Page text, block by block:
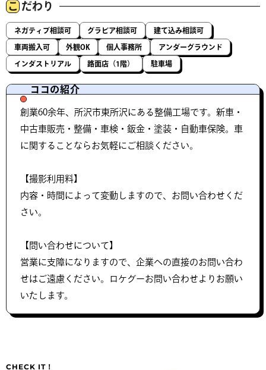
こ だわり
ネガティブ相談可 グラビア相談可 建て込み相談可
車両搬入可 外観OK 個人事務所 アンダーグラウンド
インダストリアル 路面店（1階） 駐車場
ココの紹介
創業60余年、所沢市東所沢にある整備工場です。新車・
中古車販売・整備・車検・鈑金・塗装・自動車保険。車
に関することならお気軽にご相談ください。
【撮影利用料】
内容・時間によって変動しますので、お問い合わせくだ
さい。
【問い合わせについて】
営業に支障になりますので、企業への直接のお問い合わ
せはご遠慮ください。ロケグーお問い合わせよりお願い
いたします。